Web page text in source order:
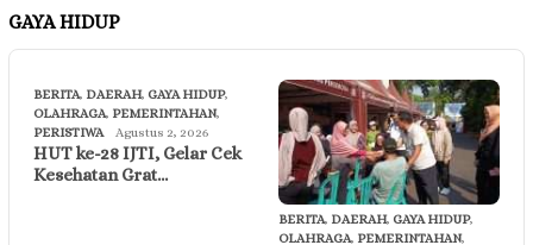
GAYA HIDUP
BERITA, DAERAH, GAYA HIDUP,
OLAHRAGA, PEMERINTAHAN,
PERISTIWA
Agustus 2, 2026
HUT ke-28 IJTI, Gelar Cek
Kesehatan Grat…
BERITA, DAERAH, GAYA HIDUP,
OLAHRAGA, PEMERINTAHAN,